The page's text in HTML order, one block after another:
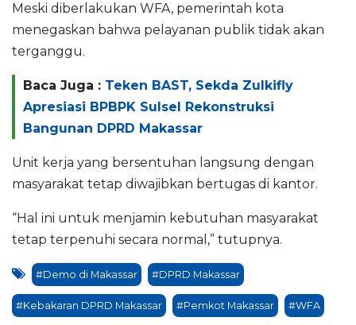
Meski diberlakukan WFA, pemerintah kota
menegaskan bahwa pelayanan publik tidak akan
terganggu.
Baca Juga : Teken BAST, Sekda Zulkifly
Apresiasi BPBPK Sulsel Rekonstruksi
Bangunan DPRD Makassar
Unit kerja yang bersentuhan langsung dengan
masyarakat tetap diwajibkan bertugas di kantor.
“Hal ini untuk menjamin kebutuhan masyarakat
tetap terpenuhi secara normal,” tutupnya.
#Demo di Makassar #DPRD Makassar
#Kebakaran DPRD Makassar #Pemkot Makassar #WFA